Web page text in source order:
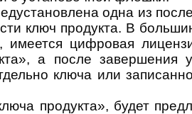
одна из
ключ продукта. В
цифровая
а после завершения
ключа или
продукта», будет